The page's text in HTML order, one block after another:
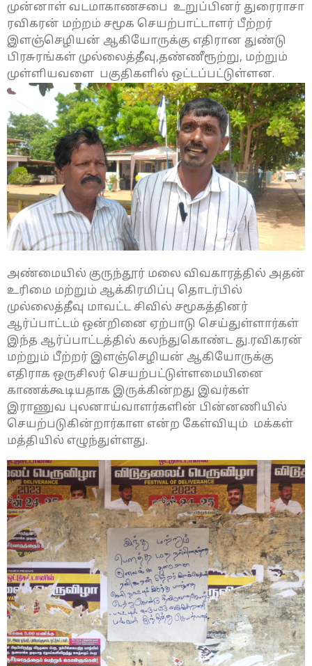
முன்னாள் வடமாகாணசபை உறுப்பினர் துரைராசா
ரவிகரன் மற்றம் சமூக செயற்பாட்டாளர் பீற்றர்
இளஞ்செழியன் ஆகியோருக்கு எதிரான துண்டு
பிரசுரங்கள் முல்லைத்தீவு,தண்ணீரூற்று, மற்றும்
முள்ளியவளை பகுதிகளில் ஒட்டப்பட்டுள்ளன.
அண்மையில் குருந்தூர் மலை விவகாரத்தில் அதன்
உரிமை மற்றும் ஆக்கிரமிப்பு தொடர்பில்
முல்லைத்தீவு மாவட்ட சிவில் சமூகத்தினர்
ஆர்ப்பாட்டம் ஒன்றினை ஏற்பாடு செய்துள்ளார்கள்
இந்த ஆர்ப்பாட்டத்தில் கலந்துகொண்ட து.ரவிகரன்
மற்றும் பீற்றர் இளஞ்செழியன் ஆகியோருக்கு
எதிராக ஒருசிலர் செயற்பட்டுள்ளமையினை
காணக்கூடியதாக இருக்கின்றது இவர்கள்
இராணுவ புலனாய்வாளர்களின் பின்னணியில்
செயற்படுகின்றார்காள என்ற கேள்வியும் மக்கள்
மத்தியில் எழுந்துள்ளது.